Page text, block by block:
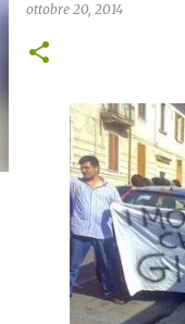
ottobre 20, 2014